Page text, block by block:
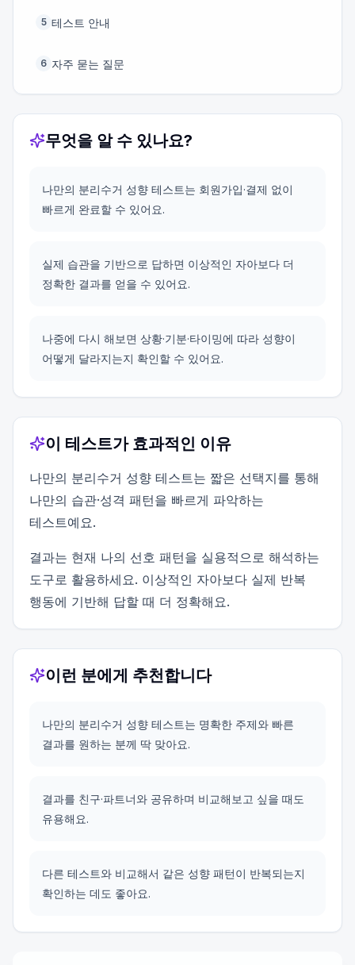
5 테스트 안내
6 자주 묻는 질문
무엇을 알 수 있나요?
나만의 분리수거 성향 테스트는 회원가입·결제 없이
빠르게 완료할 수 있어요.
실제 습관을 기반으로 답하면 이상적인 자아보다 더
정확한 결과를 얻을 수 있어요.
나중에 다시 해보면 상황·기분·타이밍에 따라 성향이
어떻게 달라지는지 확인할 수 있어요.
이 테스트가 효과적인 이유
나만의 분리수거 성향 테스트는 짧은 선택지를 통해
나만의 습관·성격 패턴을 빠르게 파악하는
테스트예요.
결과는 현재 나의 선호 패턴을 실용적으로 해석하는
도구로 활용하세요. 이상적인 자아보다 실제 반복
행동에 기반해 답할 때 더 정확해요.
이런 분에게 추천합니다
나만의 분리수거 성향 테스트는 명확한 주제와 빠른
결과를 원하는 분께 딱 맞아요.
결과를 친구·파트너와 공유하며 비교해보고 싶을 때도
유용해요.
다른 테스트와 비교해서 같은 성향 패턴이 반복되는지
확인하는 데도 좋아요.